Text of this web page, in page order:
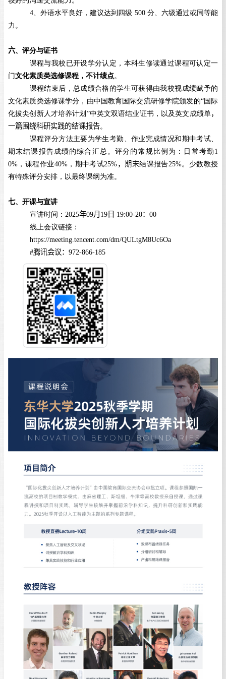
4、外语水平良好，建议达到四级 500 分、六级通过或同等能
力。
六、评分与证书
课程与我校已开设学分认定，本科生修读通过课程可认定一
门文化素质类选修课程，不计绩点。
课程结束后，总成绩合格的学生可获得由我校视成绩赋予的
文化素质类选修课学分，由中国教育国际交流研修学院颁发的“国际
化拔尖创新人才培养计划”中英文双语结业证书，以及英文成绩单，
一篇围绕科研实践的结课报告。
课程评分方法主要为学生考勤、作业完成情况和期中考试、
期末结课报告成绩的综合汇总。评分的常规比例为：日常考勤1
0% ，课程作业40%，期中考试25%，期末结课报告25%。少数教授
有特殊评分安排，以最终课纲为准。
七、开课与宣讲
宣讲时间： 2025年09月 19日 19:00-20： 00
线上会议链接：
https://meeting.tencent.com/dm/QULtgM8Uc6Oa
#腾讯会议： 972-866-185